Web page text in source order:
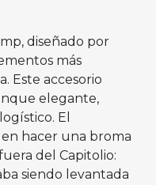
diseñado por
más
Este accesorio
elegante,
El
hacer una broma
del Capitolio:
siendo levantada